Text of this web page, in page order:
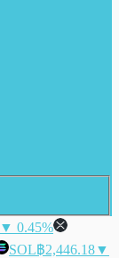
▼ 0.45%
SOL฿2,446.18▼